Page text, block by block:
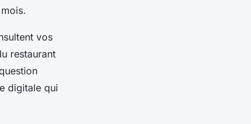
vos
restaurant
digitale qui